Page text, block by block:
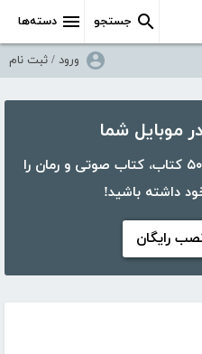
دسته‌ها جستجو
ورود / ثبت نام
با اپلیکیشن کتابراه، بیش از ۵۰،۰۰۰ کتاب، کتاب صوتی و رمان را
داشته باشید!
رایگان